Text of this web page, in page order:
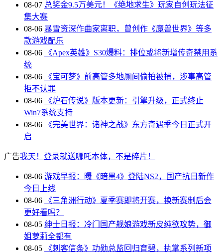
08-07 总奖金9.5万美元！《绝地求生》玩家自创玩法征
集大赛
08-06 暴雪资深作曲家离职，曾创作《魔兽世界》等多
款游戏配乐
08-06
《Apex英雄》S30爆料：排位或将新增传奇禁用系
统
08-06
《宝可梦》前高管多地厕间偷拍被捕，涉事高管
拒不认罪
08-06
《炉石传说》版本更新：引擎升级，正式终止
Win7系统支持
08-06
《完美世界：诸神之战》东方奇遇季今日正式开
启
广告我天！登录就送哪吒本体，不是碎片！
08-06 游戏早报：曝《暗黑4》登陆NS2，国产抗日新作
今日上线
08-06
《三角洲行动》夏季赛即将开赛，换新赛制后会
更好看吗？
08-05 绅士日报：冷门国产舰娘游戏新皮纯欲攻势，御
姐萝莉全都有
08-05
《刺客信条》功勋总监回归育碧，执掌系列新项